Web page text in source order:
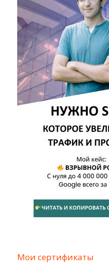
Мои сертификаты